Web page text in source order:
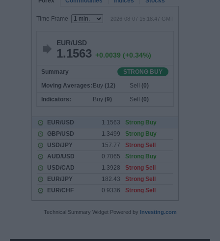
Technical Summary Widget Powered by Investing.com